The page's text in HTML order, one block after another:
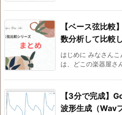
【ベース弦比較
数分析して比較
はじめに みなさん
は、どこの楽器屋さ
【3分で完成】
波形生成（Wav